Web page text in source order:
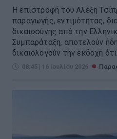
Η επιστροφή του Αλέξη
παραγωγής, εντιμότητας,
δικαιοσύνης από την
Συμπαράταξη, αποτελούν
δικαιολογούν την εκδοχή
08:45 | 16 Ιουλίου 2026